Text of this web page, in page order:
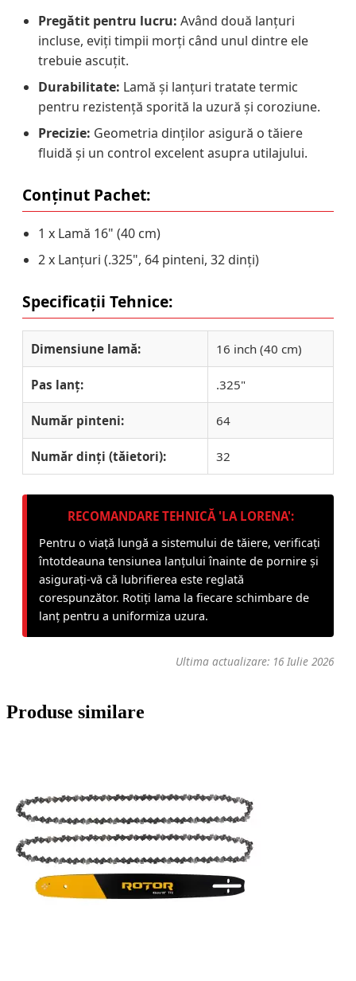
Pregătit pentru lucru: Având două lanțuri
incluse, eviți timpii morți când unul dintre ele
trebuie ascuțit.
Durabilitate: Lamă și lanțuri tratate termic
pentru rezistență sporită la uzură și coroziune.
Precizie: Geometria dinților asigură o tăiere
fluidă și un control excelent asupra utilajului.
Conținut Pachet:
1 x Lamă 16" (40 cm)
2 x Lanțuri (.325", 64 pinteni, 32 dinți)
Specificații Tehnice:
Dimensiune lamă: 16 inch (40 cm)
Pas lanț: .325"
Număr pinteni: 64
Număr dinți (tăietori): 32
RECOMANDARE TEHNICĂ 'LA LORENA':
Pentru o viață lungă a sistemului de tăiere, verificați
întotdeauna tensiunea lanțului înainte de pornire și
asigurați-vă că lubrifierea este reglată
corespunzător. Rotiți lama la fiecare schimbare de
lanț pentru a uniformiza uzura.
Ultima actualizare: 16 Iulie 2026
Produse similare